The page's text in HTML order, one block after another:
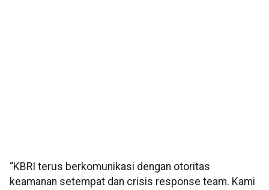
“KBRI terus berkomunikasi dengan otoritas
keamanan setempat dan crisis response team. Kami